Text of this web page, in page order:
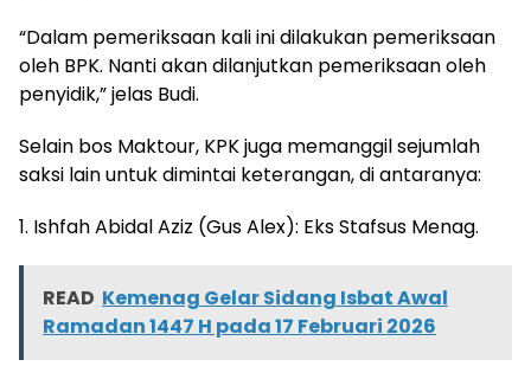
“Dalam pemeriksaan kali ini dilakukan pemeriksaan
oleh BPK. Nanti akan dilanjutkan pemeriksaan oleh
penyidik,” jelas Budi.
Selain bos Maktour, KPK juga memanggil sejumlah
saksi lain untuk dimintai keterangan, di antaranya:
1. Ishfah Abidal Aziz (Gus Alex): Eks Stafsus Menag.
READ Kemenag Gelar Sidang Isbat Awal
Ramadan 1447 H pada 17 Februari 2026